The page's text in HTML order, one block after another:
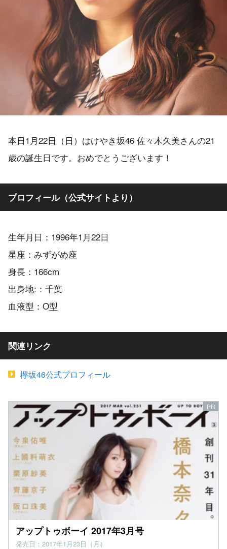
本日1月22日（日）はけやき坂46 佐々木久美さんの21
歳の誕生日です。おめでとうございます！
プロフィール（公式サイトより）
生年月日：1996年1月22日
星座：みずがめ座
身長：166cm
出身地:：千葉
血液型：O型
関連リンク
欅坂46公式プロフィール
アップトゥボーイ 2017年3月号
発売日：2017年1月23日（月）